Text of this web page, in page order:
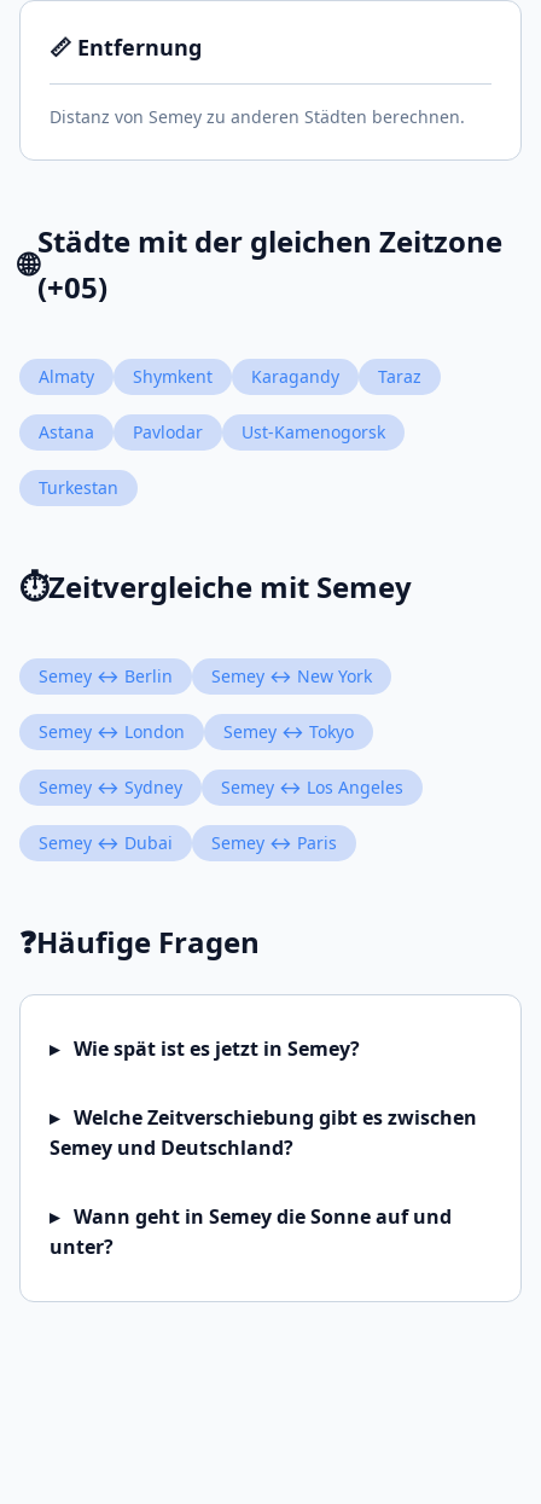
📏 Entfernung
Distanz von Semey zu anderen Städten berechnen.
🌐
Städte mit der gleichen Zeitzone
(+05)
Almaty Shymkent Karagandy Taraz
Astana Pavlodar Ust-Kamenogorsk
Turkestan
⏱️Zeitvergleiche mit Semey
Semey ↔ Berlin Semey ↔ New York
Semey ↔ London Semey ↔ Tokyo
Semey ↔ Sydney Semey ↔ Los Angeles
Semey ↔ Dubai Semey ↔ Paris
❓Häufige Fragen
Wie spät ist es jetzt in Semey?
Welche Zeitverschiebung gibt es zwischen
Semey und Deutschland?
Wann geht in Semey die Sonne auf und
unter?